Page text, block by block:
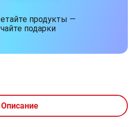
Описание